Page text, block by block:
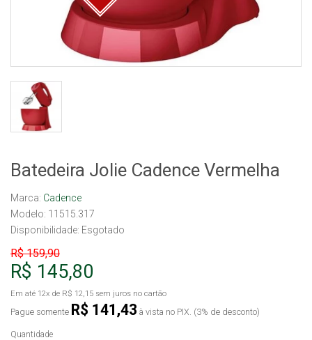
Batedeira Jolie Cadence Vermelha
Marca: Cadence
Modelo: 11515.317
Disponibilidade: Esgotado
R$ 159,90
R$ 145,80
Em até 12x de R$ 12,15 sem juros no cartão
Pague somente R$ 141,43 à vista no PIX. (3% de desconto)
Quantidade